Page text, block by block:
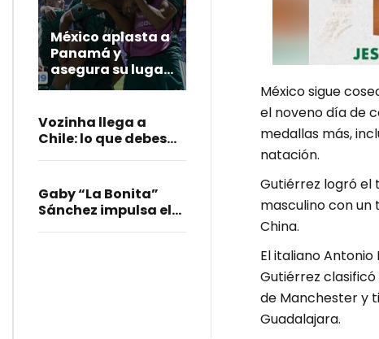
México aplasta a
Panamá y
asegura su lugar
en el Mundial
Vozinha llega a
Chile: lo que debes
Gaby “La Bonita”
Sánchez impulsa el
México sigue
el noveno día de
medallas más,
natación.
Gutiérrez logró el
masculino con un
China.
El italiano
Gutiérrez
de Manchester y
Guadalajara.